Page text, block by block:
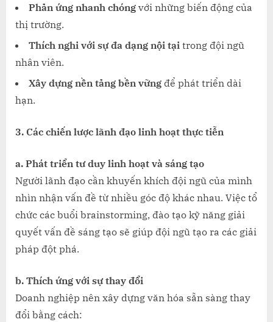
Phản ứng nhanh chóng với những biến động của
thị trường.
Thích nghi với sự đa dạng nội tại trong đội ngũ
nhân viên.
Xây dựng nền tảng bền vững để phát triển dài
hạn.
3. Các chiến lược lãnh đạo linh hoạt thực tiễn
a. Phát triển tư duy linh hoạt và sáng tạo
Người lãnh đạo cần khuyến khích đội ngũ của mình
nhìn nhận vấn đề từ nhiều góc độ khác nhau. Việc tổ
chức các buổi brainstorming, đào tạo kỹ năng giải
quyết vấn đề sáng tạo sẽ giúp đội ngũ tạo ra các giải
pháp đột phá.
b. Thích ứng với sự thay đổi
Doanh nghiệp nên xây dựng văn hóa sẵn sàng thay
đổi bằng cách: